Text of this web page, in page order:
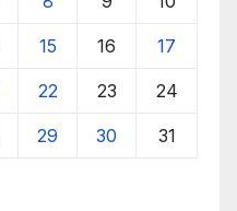
15 16 17
22 23 24
29 30 31